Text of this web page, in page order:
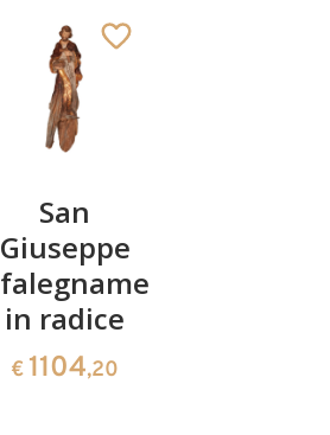
San
Giuseppe
falegname
in radice
€ 1104,20